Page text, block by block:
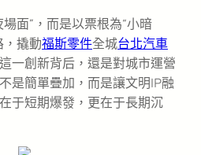
面”，而是以票根為“小暗
，撬動福斯零件全城台北汽車
一創新背后，還是對城市運營
是簡單疊加，而是讓文明IP融
于短期爆發，更在于長期沉